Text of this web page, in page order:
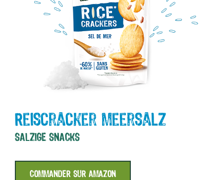
SALZIGE SNACKS
Reiscracker Meersalz
COMMANDER SUR AMAZON